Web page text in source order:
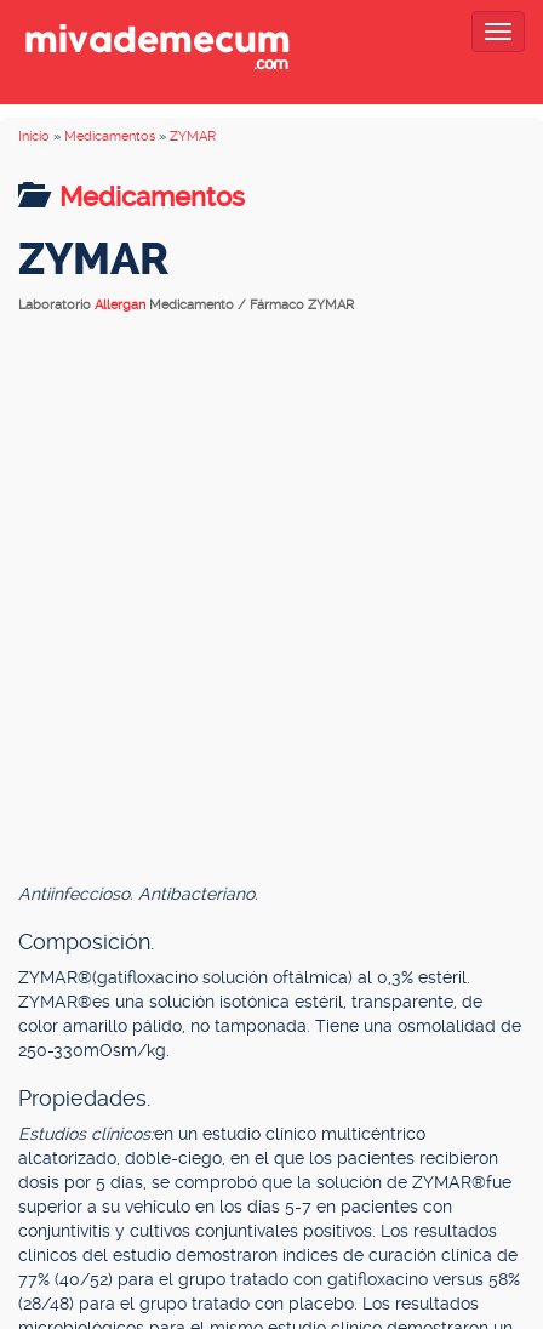
Inicio » Medicamentos » ZYMAR
Medicamentos
ZYMAR
Laboratorio Allergan Medicamento / Fármaco ZYMAR
Antiinfeccioso. Antibacteriano.
Composición.
ZYMAR®(gatifloxacino solución oftálmica) al 0,3% estéril.
ZYMAR®es una solución isotónica estéril, transparente, de
color amarillo pálido, no tamponada. Tiene una osmolalidad de
250-330mOsm/kg.
Propiedades.
Estudios clínicos:en un estudio clínico multicéntrico
alcatorizado, doble-ciego, en el que los pacientes recibieron
dosis por 5 días, se comprobó que la solución de ZYMAR®fue
superior a su vehículo en los días 5-7 en pacientes con
conjuntivitis y cultivos conjuntivales positivos. Los resultados
clínicos del estudio demostraron índices de curación clínica de
77% (40/52) para el grupo tratado con gatifloxacino versus 58%
(28/48) para el grupo tratado con placebo. Los resultados